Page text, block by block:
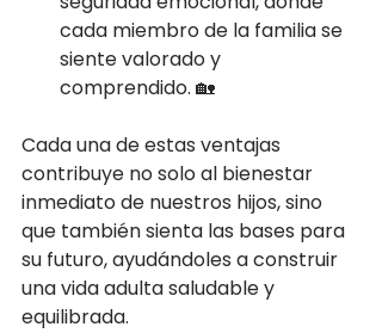
cada miembro de la familia se
siente valorado y
comprendido. 🏡
Cada una de estas ventajas
contribuye no solo al bienestar
inmediato de nuestros hijos, sino
que también sienta las bases para
su futuro, ayudándoles a construir
una vida adulta saludable y
equilibrada.